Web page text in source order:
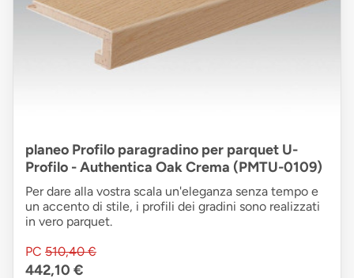
planeo Profilo paragradino per parquet U-
Profilo - Authentica Oak Crema (PMTU-0109)
Per dare alla vostra scala un'eleganza senza tempo e
un accento di stile, i profili dei gradini sono realizzati
in vero parquet.
PC 510,40 €
442,10 €